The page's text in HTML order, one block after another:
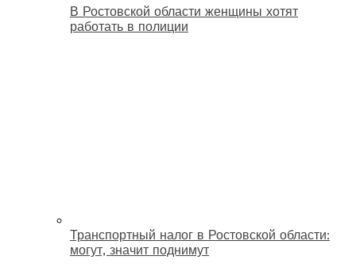
В Ростовской области женщины хотят
работать в полиции
Транспортный налог в Ростовской области:
могут, значит поднимут